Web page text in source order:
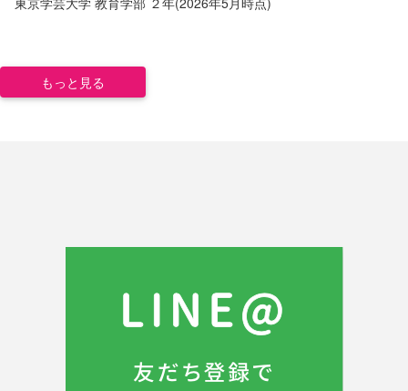
もっと見る